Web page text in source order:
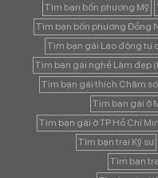
Tìm bạn bốn phương Mỹ
Tìm bạn bốn phương Đồng
Tìm bạn gái Lao động tự
Tìm bạn gái nghề Làm đẹp
Tìm bạn gái thích Chăm
Tìm bạn gái ở
Tìm bạn gái ở TP Hồ Chí
Tìm bạn trai Kỹ sư
Tìm bạn